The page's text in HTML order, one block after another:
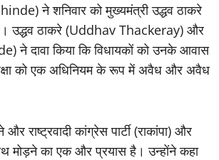
ने शनिवार को मुख्यमंत्री उद्धव ठाकरे
है। उद्धव ठाकरे (Uddhav Thackeray) और
ने दावा किया कि विधायकों को उनके आवास
को एक अधिनियम के रूप में अवैध और अवैध
कांग्रेस पार्टी (राकांपा) और
मोड़ने का एक और प्रयास है। उन्होंने कहा